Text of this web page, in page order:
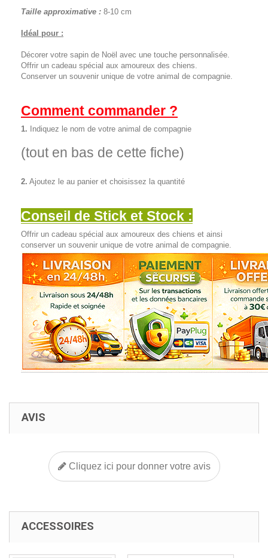
Taille approximative : 8-10 cm
Idéal pour :
Décorer votre sapin de Noël avec une touche personnalisée.
Offrir un cadeau spécial aux amoureux des chiens.
Conserver un souvenir unique de votre animal de compagnie.
Comment commander ?
1. Indiquez le nom de votre animal de compagnie
(tout en bas de cette fiche)
2. Ajoutez le au panier et choisissez la quantité
Conseil de Stick et Stock :
Offrir un cadeau spécial aux amoureux des chiens et ainsi
conserver un souvenir unique de votre animal de compagnie.
AVIS
Cliquez ici pour donner votre avis
ACCESSOIRES